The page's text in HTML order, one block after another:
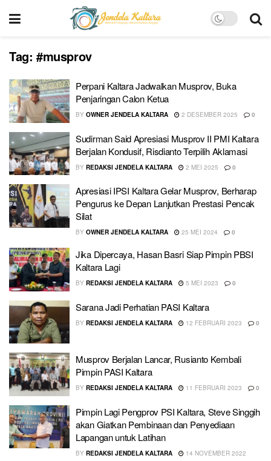
Tag: #musprov
Perpani Kaltara Jadwalkan Musprov, Buka
Penjaringan Calon Ketua
BY OWNER JENDELA KALTARA 2 DESEMBER 2025 0
Sudirman Said Apresiasi Musprov II PMI Kaltara
Berjalan Kondusif, Risdianto Terpilih Aklamasi
BY REDAKSI JENDELA KALTARA 2 MEI 2025 0
Apresiasi IPSI Kaltara Gelar Musprov, Berharap
Pengurus ke Depan Lanjutkan Prestasi Pencak
Silat
BY OWNER JENDELA KALTARA 25 MEI 2024 0
Jika Dipercaya, Hasan Basri Siap Pimpin PBSI
Kaltara Lagi
BY REDAKSI JENDELA KALTARA 5 MEI 2023 0
Sarana Jadi Perhatian PASI Kaltara
BY REDAKSI JENDELA KALTARA 12 FEBRUARI 2023 0
Musprov Berjalan Lancar, Rusianto Kembali
Pimpin PASI Kaltara
BY REDAKSI JENDELA KALTARA 11 FEBRUARI 2023 0
Pimpin Lagi Pengprov PSI Kaltara, Steve Singgih
akan Giatkan Pembinaan dan Penyediaan
Lapangan untuk Latihan
BY REDAKSI JENDELA KALTARA
14 NOVEMBER 2022